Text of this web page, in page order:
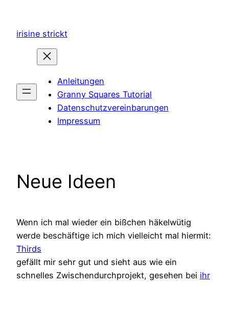
springen
irisine strickt
Anleitungen
Granny Squares Tutorial
Datenschutzvereinbarungen
Impressum
Neue Ideen
Wenn ich mal wieder ein bißchen häkelwütig
werde beschäftige ich mich vielleicht mal hiermit:
Thirds
gefällt mir sehr gut und sieht aus wie ein
schnelles Zwischendurchprojekt, gesehen bei ihr